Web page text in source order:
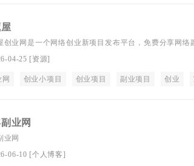
AI副业项目 网上兼职赚钱 流量变现逻辑
创业网是一个网络创业新项目发布平台，免费分享网络
知识付费VIP创业课程、AI创业教程与工具等，帮助大
04-25 [资源]
网 创业小项目 创业项目 副业项目 创业
业网
业网
06-10 [个人博客]